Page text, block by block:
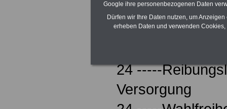
23 -----
24 -----
24 -----
Versorgung
Google ihre personenbezogenen Daten
Dürfen wir Ihre Daten nutzen, um
erheben Daten und verwenden